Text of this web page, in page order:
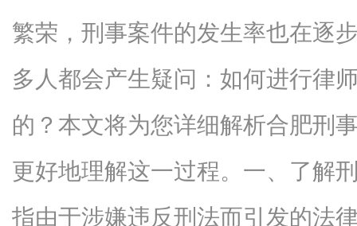
繁荣，刑事案件的发生率也在逐
多人都会产生疑问：如何进行律
的？本文将为您详细解析合肥刑
更好地理解这一过程。一、了解
指由于涉嫌违反刑法而引发的法